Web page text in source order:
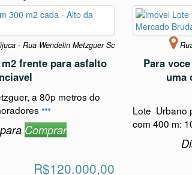
300 m2 cada -
Tijuca
- Rua Wendelin Metzguer Sc
frente para asfalto
a 80p metros do
Lote
Para